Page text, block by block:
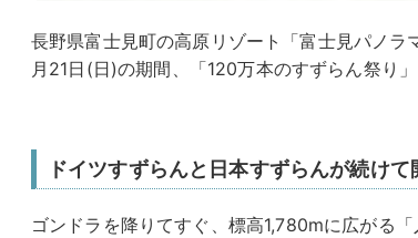
長野県富士見町の高原リゾート「富士見パノ
月21日(日)の期間、「120万本のすずらん祭り
ドイツすずらんと日本すずらんが続けて
ゴンドラを降りてすぐ、標高1,780mに広がる